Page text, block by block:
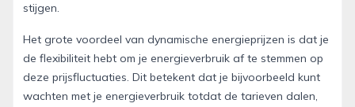
stijgen.
Het grote voordeel van dynamische energieprijzen is dat je
de flexibiliteit hebt om je energieverbruik af te stemmen op
deze prijsfluctuaties. Dit betekent dat je bijvoorbeeld kunt
wachten met je energieverbruik totdat de tarieven dalen,